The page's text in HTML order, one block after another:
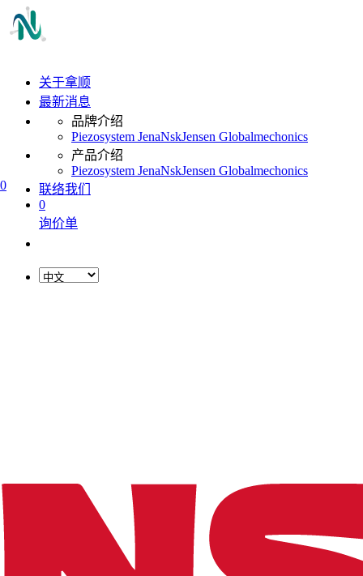
0
关于拿顺
最新消息
品牌介绍
Piezosystem JenaNskJensen Globalmechonics
产品介绍
Piezosystem JenaNskJensen Globalmechonics
联络我们
0
询价单